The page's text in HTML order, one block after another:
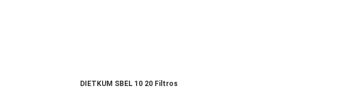
DIETKUM SBEL 10 20 Filtros